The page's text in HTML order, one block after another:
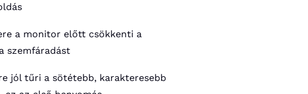
a monitor előtt csökkenti a
szemfáradást
jól tűri a sötétebb, karakteresebb